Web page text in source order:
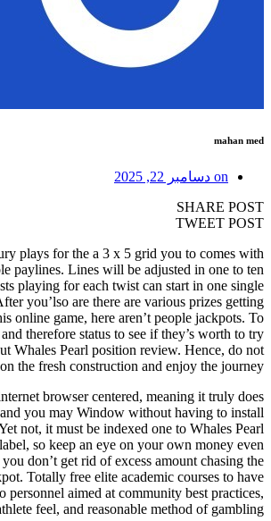
mahan med
on دسامبر 22, 2025
SHARE POST
TWEET POST
plays for the a 3 x 5 grid you to comes with
paylines. Lines will be adjusted in one to ten
playing for each twist can start in one single
you’lso are there are various prizes getting
online game, here aren’t people jackpots. To
therefore status to see if they’s worth to try
Whales Pearl position review. Hence, do not
the fresh construction and enjoy the journey.
browser centered, meaning it truly does
you may Window without having to install
not, it must be indexed one to Whales Pearl
so keep an eye on your own money even
don’t get rid of excess amount chasing the
Totally free elite academic courses to have
personnel aimed at community best practices,
feel, and reasonable method of gambling.